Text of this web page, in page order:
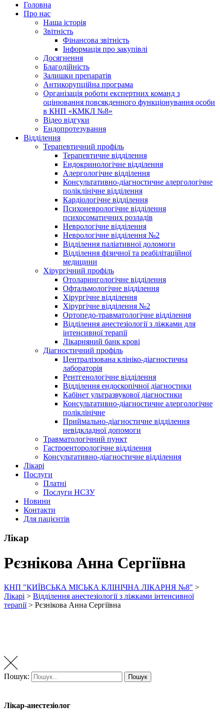
Головна
Про нас
Наша історія
Звітність
Фінансова звітність
Інформація про закупівлі
Досягнення
Благодійність
Залишки препаратів
Антикорупційна програма
Організація роботи експертних команд з
оцінювання повсякденного функціонування особи
в КНП «КМКЛ №8»
Відео відгуки
Ендопротезування
Відділення
Терапевтичний профіль
Терапевтичне відділення
Ендокринологічне відділення
Алергологічне відділення
Консультативно-діагностичне алергологічне
поліклінічне відділення
Кардіологічне відділення
Психоневрологічне відділення
психосоматичних розладів
Неврологічне відділення
Неврологічне відділення №2
Відділення паліативної доломоги
Відділення фізичної та реабілітаційної
медицини
Хірургічний профіль
Отоларингологічне відділення
Офтальмологічне відділення
Хірургічне відділення
Хірургічне відділення №2
Ортопедо-травматологічне відділення
Відділення анестезіології з ліжками для
інтенсивної терапії
Лікарняний банк крові
Діагностичний профіль
Централізована клініко-діагностична
лабораторія
Рентгенологічне відділення
Відділення ендоскопічної діагностики
Кабінет ультразвукової діагностики
Консультативно-діагностичне алергологічне
поліклінічне
Приймально-діагностичне відділення
невідкладної допомоги
Травматологічний пункт
Гастроенторологічне відділення
Консультативно-діагностичне відділення
Лікарі
Послуги
Платні
Послуги НСЗУ
Новини
Контакти
Для пацієнтів
Лікар
Рєзнікова Анна Сергіївна
КНП "КИЇВСЬКА МІСЬКА КЛІНІЧНА ЛІКАРНЯ №8" >
Лікарі > Відділення анестезіології з ліжками інтенсивної
терапії> Рєзнікова Анна Сергіївна
Пошук: Пошук
Лікар-анестезіолог